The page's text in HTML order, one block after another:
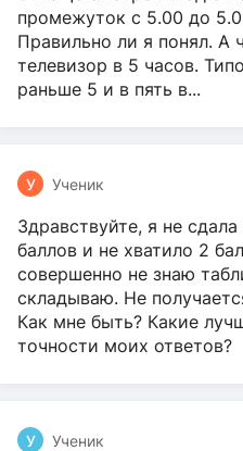
промежуток с 5.00 до
Правильно ли я понял. А
телевизор в 5 часов.
раньше 5 и в пять в...
У Ученик
Здравствуйте, я не
баллов и не хватило 2
совершенно не знаю
складываю. Не
Как мне быть? Какие
точности моих ответов?
У Ученик